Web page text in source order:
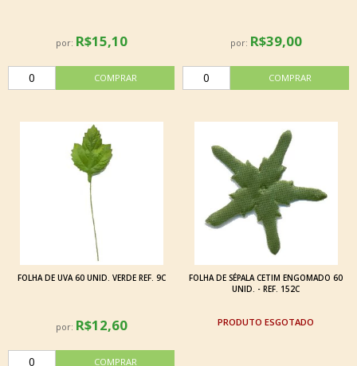
por: R$15,10 por: R$39,00
FOLHA DE UVA 60 UNID. VERDE REF. 9C
por: R$12,60
FOLHA DE SÉPALA CETIM ENGOMADO 60
UNID. - REF. 152C
ESGOTADO